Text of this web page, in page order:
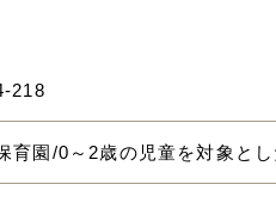
218
育園/0～2歳の児童を対象と